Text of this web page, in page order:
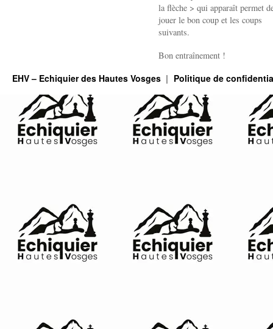
la flèche > qui apparaît permet
jouer le bon coup et les coups
suivants.
Bon entraînement !
EHV – Echiquier des Hautes Vosges Politique de